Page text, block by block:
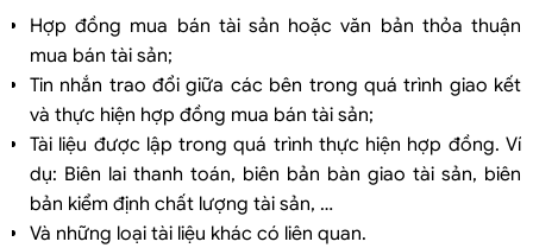
Hợp đồng mua bán tài sản hoặc văn bản thỏa thuận
mua bán tài sản;
Tin nhắn trao đổi giữa các bên trong quá trình giao kết
và thực hiện hợp đồng mua bán tài sản;
Tài liệu được lập trong quá trình thực hiện hợp đồng. Ví
dụ: Biên lai thanh toán, biên bản bàn giao tài sản, biên
bản kiểm định chất lượng tài sản, …
Và những loại tài liệu khác có liên quan.